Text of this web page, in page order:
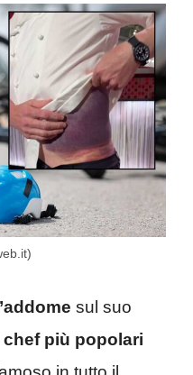
sul suo
più popolari